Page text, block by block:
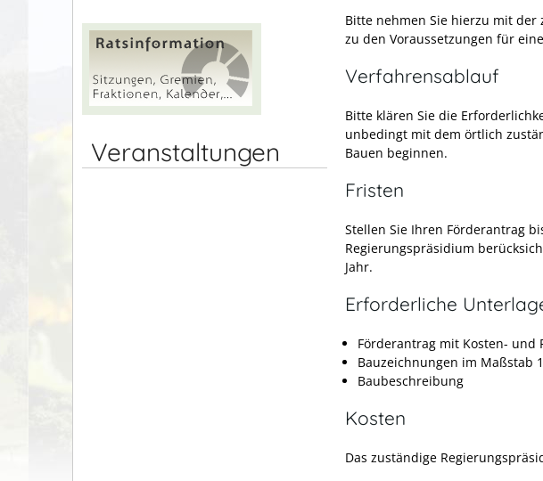
Veranstaltungen
Bitte nehmen Sie hierzu mit
zu den Voraussetzungen für
Verfahrensablauf
Bitte klären Sie die
unbedingt mit dem örtlich
Bauen beginnen.
Fristen
Stellen Sie Ihren Förderantrag
Regierungspräsidium
Jahr.
Erforderliche
Förderantrag mit Kosten- und
Bauzeichnungen im Maßstab
Baubeschreibung
Kosten
Das zuständige